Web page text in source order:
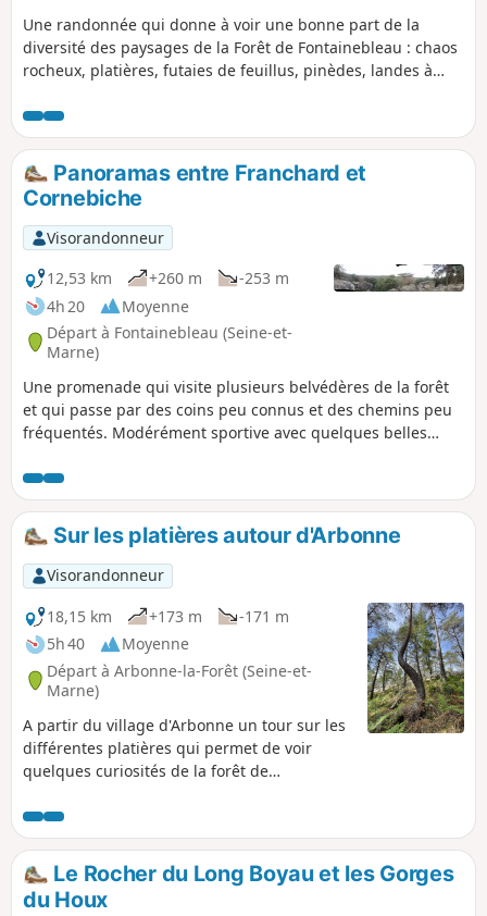
Une randonnée qui donne à voir une bonne part de la
diversité des paysages de la Forêt de Fontainebleau : chaos
rocheux, platières, futaies de feuillus, pinèdes, landes à
Panoramas entre Franchard et
Cornebiche
Visorandonneur
12,53 km
+260 m
-253 m
4h 20
Moyenne
Départ à Fontainebleau (Seine-et-
Marne)
Une promenade qui visite plusieurs belvédères de la forêt
et qui passe par des coins peu connus et des chemins peu
fréquentés. Modérément sportive avec quelques belles
Sur les platières autour d'Arbonne
Visorandonneur
18,15 km
+173 m
-171 m
5h 40
Moyenne
Départ à Arbonne-la-Forêt (Seine-et-
Marne)
A partir du village d'Arbonne un tour sur les
différentes platières qui permet de voir
quelques curiosités de la forêt de
un auvent gravé, une grotte, un abri de
carrier, ....
Le Rocher du Long Boyau et les Gorges
du Houx